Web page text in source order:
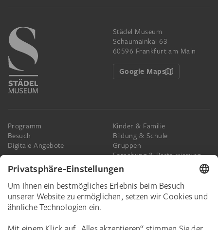
Städel Museum
Schaumainkai 63
60596 Frankfurt am Main
Google Maps
Programm
Besuch
Digitale Angebote
Kinder & Familie
Bildung & Schule
Gruppen
Forschung & Restaurierung
Presse
Das Städel
Spenden
Städel Stories